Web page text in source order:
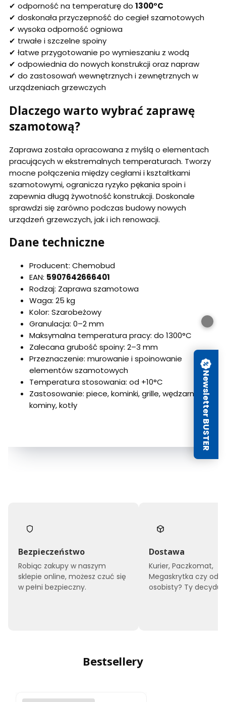
✔ odporność na temperaturę do 1300°C
✔ doskonała przyczepność do cegieł szamotowych
✔ wysoka odporność ogniowa
✔ trwałe i szczelne spoiny
✔ łatwe przygotowanie po wymieszaniu z wodą
✔ odpowiednia do nowych konstrukcji oraz napraw
✔ do zastosowań wewnętrznych i zewnętrznych w
urządzeniach grzewczych
Dlaczego warto wybrać zaprawę
szamotową?
Zaprawa została opracowana z myślą o elementach
pracujących w ekstremalnych temperaturach. Tworzy
mocne połączenia między cegłami i kształtkami
szamotowymi, ogranicza ryzyko pękania spoin i
zapewnia długą żywotność konstrukcji. Doskonale
sprawdzi się zarówno podczas budowy nowych
urządzeń grzewczych, jak i ich renowacji.
Dane techniczne
Producent: Chemobud
EAN: 5907642666401
Rodzaj: Zaprawa szamotowa
Waga: 25 kg
Kolor: Szarobeżowy
Granulacja: 0–2 mm
Maksymalna temperatura pracy: do 1300°C
Zalecana grubość spoiny: 2–3 mm
Przeznaczenie: murowanie i spoinowanie
elementów szamotowych
Temperatura stosowania: od +10°C
Zastosowanie: piece, kominki, grille, wędzarnie,
kominy, kotły
Bezpieczeństwo
Robiąc zakupy w naszym
sklepie online, możesz czuć się
w pełni bezpieczny.
Dostawa
Kurier, Paczkomat,
Megaskrytka czy
osobisty? Ty
Bestsellery
Newsletter BUSTER